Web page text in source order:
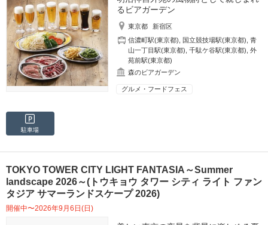
るビアガーデン
東京都
新宿区
信濃町駅(東京都)
国立競技場駅(東京都) ,青
山一丁目駅(東京都) ,千駄ケ谷駅(東京都) ,外
苑前駅(東京都)
森のビアガーデン
グルメ・フードフェス
駐車場
TOKYO TOWER CITY LIGHT FANTASIA～Summer
landscape 2026～(トウキョウ タワー シティ ライト ファン
タジア サマーランドスケープ 2026)
開催中〜2026年9月6日(日)